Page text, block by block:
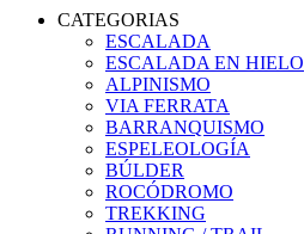
CATEGORIAS
ESCALADA
ESCALADA EN HIELO
ALPINISMO
VIA FERRATA
BARRANQUISMO
ESPELEOLOGÍA
BÚLDER
ROCÓDROMO
TREKKING